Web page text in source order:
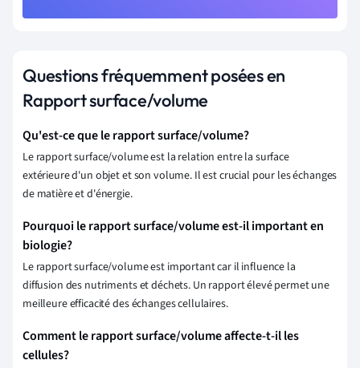
Questions fréquemment posées en
Rapport surface/volume
Qu'est-ce que le rapport surface/volume?
Le rapport surface/volume est la relation entre la surface
extérieure d'un objet et son volume. Il est crucial pour les échanges
de matière et d'énergie.
Pourquoi le rapport surface/volume est-il important en
biologie?
Le rapport surface/volume est important car il influence la
diffusion des nutriments et déchets. Un rapport élevé permet une
meilleure efficacité des échanges cellulaires.
Comment le rapport surface/volume affecte-t-il les
cellules?